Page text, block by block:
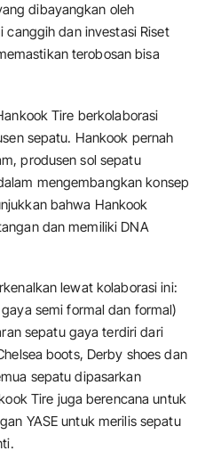
dibayangkan oleh
canggih dan investasi Riset
terobosan bisa
Tire berkolaborasi
sepatu. Hankook pernah
produsen sol sepatu
mengembangkan konsep
bahwa Hankook
dan memiliki DNA
lewat kolaborasi ini:
semi formal dan formal)
sepatu gaya terdiri dari
boots, Derby shoes dan
sepatu dipasarkan
Tire juga berencana untuk
YASE untuk merilis sepatu